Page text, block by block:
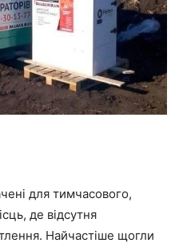
для тимчасового,
де відсутня
Найчастіше щогли